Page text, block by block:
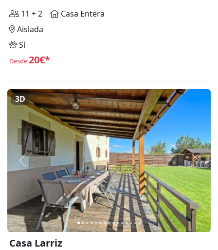
11 + 2
Casa Entera
Aislada
Sí
Desde20€*
Anterior
3D
Casa Larriz